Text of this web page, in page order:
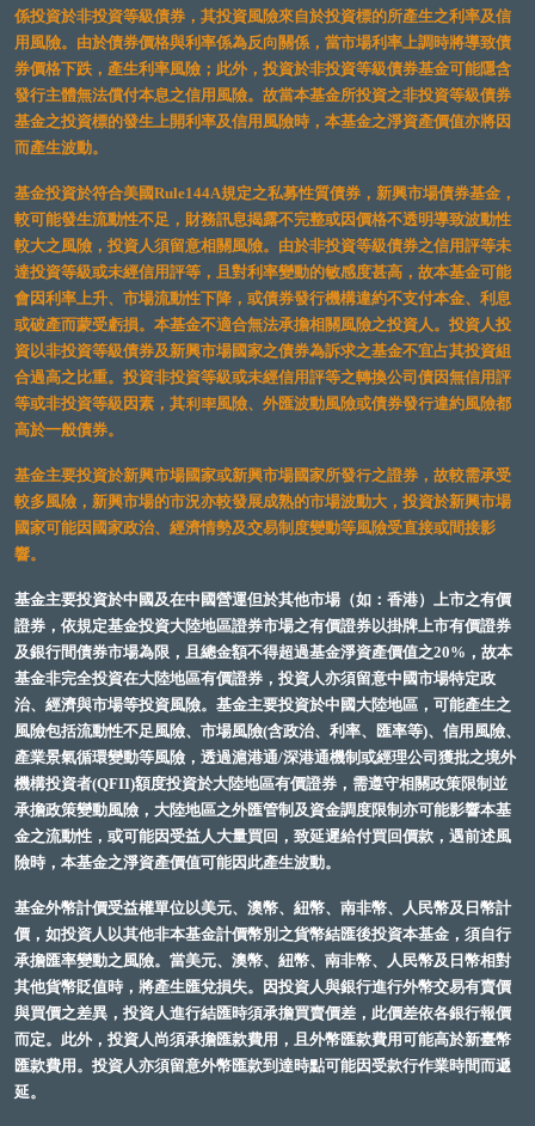
係投資於非投資等級債券，其投資風險來自於投資標的所產生之利率及信
用風險。由於債券價格與利率係為反向關係，當市場利率上調時將導致債
券價格下跌，產生利率風險；此外，投資於非投資等級債券基金可能隱含
發行主體無法償付本息之信用風險。故當本基金所投資之非投資等級債券
基金之投資標的發生上開利率及信用風險時，本基金之淨資產價值亦將因
而產生波動。
基金投資於符合美國Rule144A規定之私募性質債券，新興市場債券基金，
較可能發生流動性不足，財務訊息揭露不完整或因價格不透明導致波動性
較大之風險，投資人須留意相關風險。由於非投資等級債券之信用評等未
達投資等級或未經信用評等，且對利率變動的敏感度甚高，故本基金可能
會因利率上升、市場流動性下降，或債券發行機構違約不支付本金、利息
或破產而蒙受虧損。本基金不適合無法承擔相關風險之投資人。投資人投
資以非投資等級債券及新興市場國家之債券為訴求之基金不宜占其投資組
合過高之比重。投資非投資等級或未經信用評等之轉換公司債因無信用評
等或非投資等級因素，其利率風險、外匯波動風險或債券發行違約風險都
高於一般債券。
基金主要投資於新興市場國家或新興市場國家所發行之證券，故較需承受
較多風險，新興市場的市況亦較發展成熟的市場波動大，投資於新興市場
國家可能因國家政治、經濟情勢及交易制度變動等風險受直接或間接影
響。
基金主要投資於中國及在中國營運但於其他市場（如：香港）上市之有價
證券，依規定基金投資大陸地區證券市場之有價證券以掛牌上市有價證券
及銀行間債券市場為限，且總金額不得超過基金淨資產價值之20%，故本
基金非完全投資在大陸地區有價證券，投資人亦須留意中國市場特定政
治、經濟與市場等投資風險。基金主要投資於中國大陸地區，可能產生之
風險包括流動性不足風險、市場風險(含政治、利率、匯率等)、信用風險、
產業景氣循環變動等風險，透過滬港通/深港通機制或經理公司獲批之境外
機構投資者(QFII)額度投資於大陸地區有價證券，需遵守相關政策限制並
承擔政策變動風險，大陸地區之外匯管制及資金調度限制亦可能影響本基
金之流動性，或可能因受益人大量買回，致延遲給付買回價款，遇前述風
險時，本基金之淨資產價值可能因此產生波動。
基金外幣計價受益權單位以美元、澳幣、紐幣、南非幣、人民幣及日幣計
價，如投資人以其他非本基金計價幣別之貨幣結匯後投資本基金，須自行
承擔匯率變動之風險。當美元、澳幣、紐幣、南非幣、人民幣及日幣相對
其他貨幣貶值時，將產生匯兌損失。因投資人與銀行進行外幣交易有賣價
與買價之差異，投資人進行結匯時須承擔買賣價差，此價差依各銀行報價
而定。此外，投資人尚須承擔匯款費用，且外幣匯款費用可能高於新臺幣
匯款費用。投資人亦須留意外幣匯款到達時點可能因受款行作業時間而遞
延。